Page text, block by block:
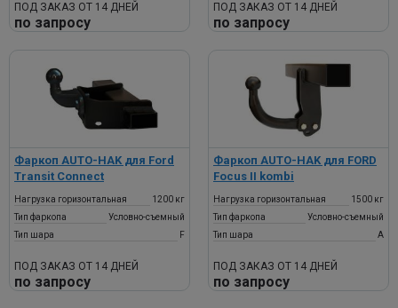
ПОД ЗАКАЗ ОТ 14 ДНЕЙ
по запросу
ПОД ЗАКАЗ ОТ 14 ДНЕЙ
по запросу
Фаркоп AUTO-HAK для Ford
Transit Connect
Нагрузка горизонтальная
1200 кг
Тип фаркопа
Условно-съемный
Тип шара
F
ПОД ЗАКАЗ ОТ 14 ДНЕЙ
по запросу
Фаркоп AUTO-HAK для FORD
Focus II kombi
Нагрузка горизонтальная
1500 кг
Тип фаркопа
Условно-съемный
Тип шара
A
ПОД ЗАКАЗ ОТ 14 ДНЕЙ
по запросу